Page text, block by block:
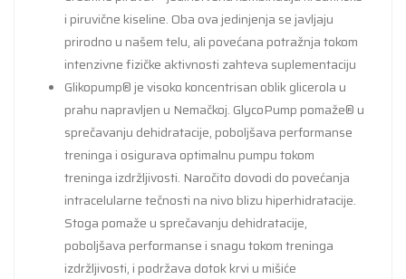
i piruvične kiseline. Oba ova jedinjenja se javljaju
prirodno u našem telu, ali povećana potražnja tokom
intenzivne fizičke aktivnosti zahteva suplementaciju
Glikopump® je visoko koncentrisan oblik glicerola u
prahu napravljen u Nemačkoj. GlycoPump pomaže® u
sprečavanju dehidratacije, poboljšava performanse
treninga i osigurava optimalnu pumpu tokom
treninga izdržljivosti. Naročito dovodi do povećanja
intracelularne tečnosti na nivo blizu hiperhidratacije.
Stoga pomaže u sprečavanju dehidratacije,
poboljšava performanse i snagu tokom treninga
izdržljivosti, i podržava dotok krvi u mišiće